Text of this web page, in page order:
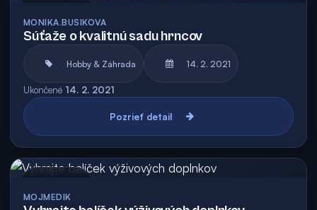
MONIKA.BUSIKOVA
Súťaže o kvalitnú sadu hrncov
Hobby & Záhrada 14. 2. 2021
Ukončené 14. 2. 2021
Pozrieť detail
MOJMEDIK